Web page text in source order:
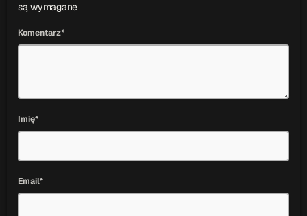
są wymagane
Komentarz*
Imię*
Email*